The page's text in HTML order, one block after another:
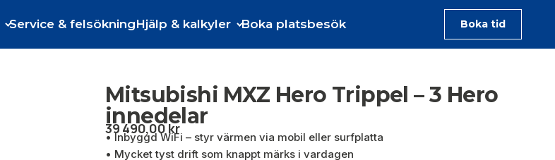
Service & felsökningHjälp & kalkyler Boka platsbesök Boka tid
Mitsubishi MXZ Hero Trippel – 3 Hero
innedelar
39 490,00kr
• Inbyggd WiFi – styr värmen via mobil eller surfplatta
• Mycket tyst drift som knappt märks i vardagen